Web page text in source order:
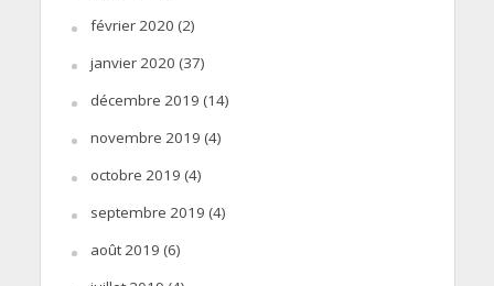
février 2020 (2)
janvier 2020 (37)
décembre 2019 (14)
novembre 2019 (4)
octobre 2019 (4)
septembre 2019 (4)
août 2019 (6)